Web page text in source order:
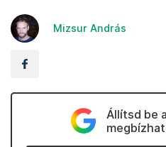
Mizsur András
Állítsd be